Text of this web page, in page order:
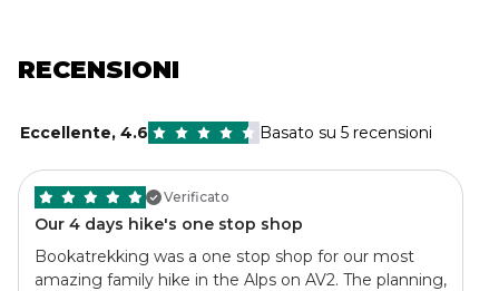
RECENSIONI
Eccellente,4.6 Basato su 5 recensioni
Verificato
Our 4 days hike's one stop shop
Bookatrekking was a one stop shop for our most
amazing family hike in the Alps on AV2. The planning,